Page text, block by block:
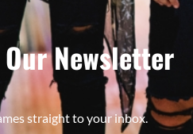
Newsletter
straight to your inbox.